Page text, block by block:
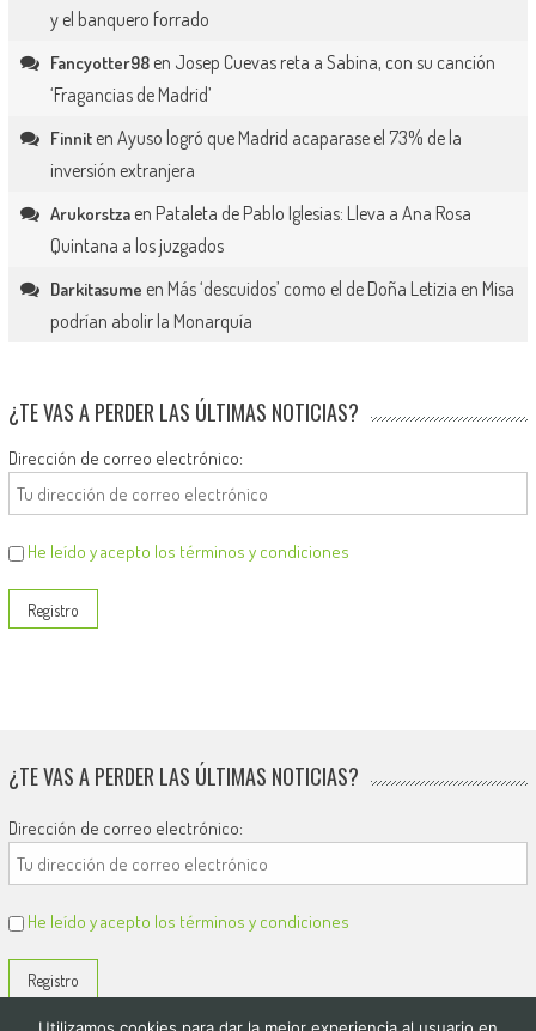
y el banquero forrado
Fancyotter98en Josep Cuevas reta a Sabina, con su canción
‘Fragancias de Madrid’
Finniten Ayuso logró que Madrid acaparase el 73% de la
inversión extranjera
Arukorstzaen Pataleta de Pablo Iglesias: Lleva a Ana Rosa
Quintana a los juzgados
Darkitasume en Más ‘descuidos’ como el de Doña Letizia en Misa
podrían abolir la Monarquía
¿TE VAS A PERDER LAS ÚLTIMAS NOTICIAS?
Dirección de correo electrónico:
He leído y acepto los términos y condiciones
¿TE VAS A PERDER LAS ÚLTIMAS NOTICIAS?
Dirección de correo electrónico:
He leído y acepto los términos y condiciones